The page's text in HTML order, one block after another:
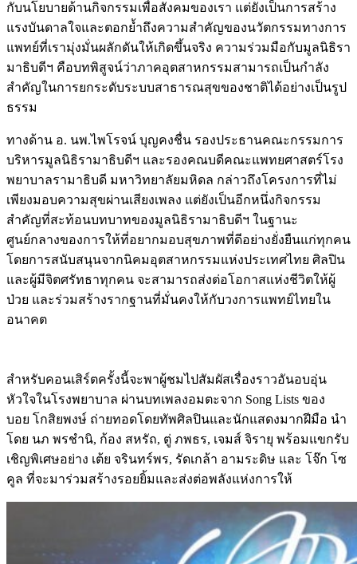
กับนโยบายด้านกิจกรรมเพื่อสังคมของเรา แต่ยังเป็นการสร้าง
แรงบันดาลใจและตอกย้ำถึงความสำคัญของนวัตกรรมทางการ
แพทย์ที่เรามุ่งมั่นผลักดันให้เกิดขึ้นจริง ความร่วมมือกับมูลนิธิรา
มาธิบดีฯ คือบทพิสูจน์ว่าภาคอุตสาหกรรมสามารถเป็นกำลัง
สำคัญในการยกระดับระบบสาธารณสุขของชาติได้อย่างเป็นรูป
ธรรม
ทางด้าน อ. นพ.ไพโรจน์ บุญคงชื่น รองประธานคณะกรรมการ
บริหารมูลนิธิรามาธิบดีฯ และรองคณบดีคณะแพทยศาสตร์โรง
พยาบาลรามาธิบดี มหาวิทยาลัยมหิดล กล่าวถึงโครงการที่ไม่
เพียงมอบความสุขผ่านเสียงเพลง แต่ยังเป็นอีกหนึ่งกิจกรรม
สำคัญที่สะท้อนบทบาทของมูลนิธิรามาธิบดีฯ ในฐานะ
ศูนย์กลางของการให้ที่อยากมอบสุขภาพที่ดีอย่างยั่งยืนแก่ทุกคน
โดยการสนับสนุนจากนิคมอุตสาหกรรมแห่งประเทศไทย ศิลปิน
และผู้มีจิตศรัทธาทุกคน จะสามารถส่งต่อโอกาสแห่งชีวิตให้ผู้
ป่วย และร่วมสร้างรากฐานที่มั่นคงให้กับวงการแพทย์ไทยใน
อนาคต
สำหรับคอนเสิร์ตครั้งนี้จะพาผู้ชมไปสัมผัสเรื่องราวอันอบอุ่น
หัวใจในโรงพยาบาล ผ่านบทเพลงอมตะจาก Song Lists ของ
บอย โกสิยพงษ์ ถ่ายทอดโดยทัพศิลปินและนักแสดงมากฝีมือ นำ
โดย นภ พรชำนิ, ก้อง สหรัถ, ตู่ ภพธร, เจมส์ จิรายุ พร้อมแขกรับ
เชิญพิเศษอย่าง เต้ย จรินทร์พร, รัดเกล้า อามระดิษ และ โจ๊ก โซ
คูล ที่จะมาร่วมสร้างรอยยิ้มและส่งต่อพลังแห่งการให้